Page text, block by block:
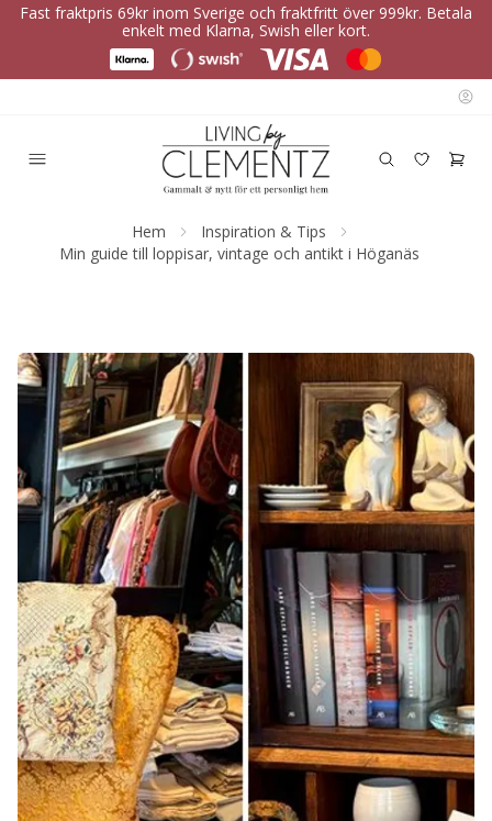
Fast fraktpris 69kr inom Sverige och fraktfritt över 999kr. Betala
enkelt med Klarna, Swish eller kort.
Hem
Inspiration & Tips
Min guide till loppisar, vintage och antikt i Höganäs